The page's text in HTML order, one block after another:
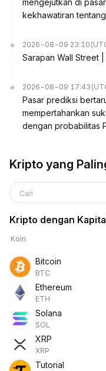
mengejutkan di
kekhawatiran
2026-08-09 23:10
Sarapan Wall Street
2026-08-09 17:43
Pasar prediksi
mempertahankan
dengan probabilitas
Kripto yang
Cari
Kripto dengan
Koin
Bitcoin
BTC
Ethereum
ETH
Solana
SOL
XRP
XRP
Tutorial